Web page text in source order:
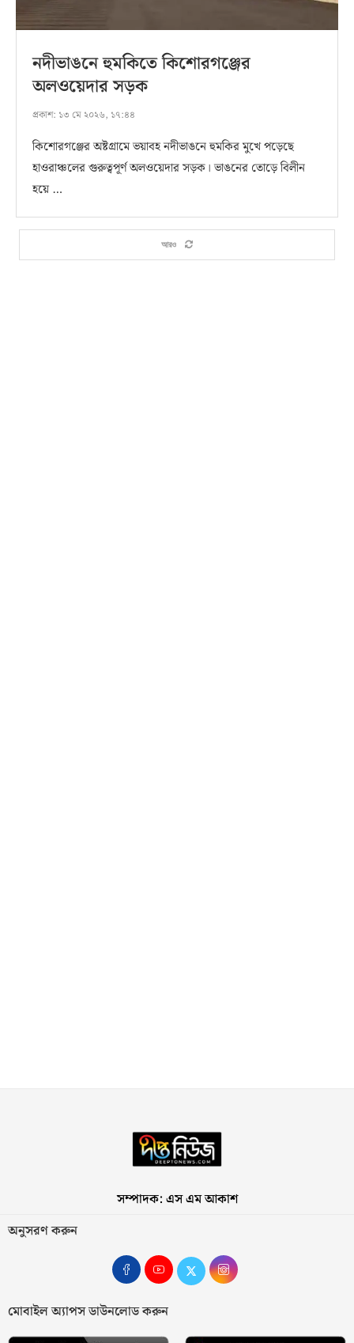
নদীভাঙনে হুমকিতে কিশোরগঞ্জের
অলওয়েদার সড়ক
প্রকাশ: ১৩ মে ২০২৬, ১৭:৪৪
কিশোরগঞ্জের অষ্টগ্রামে ভয়াবহ নদীভাঙনে হুমকির মুখে পড়েছে
হাওরাঞ্চলের গুরুত্বপূর্ণ অলওয়েদার সড়ক। ভাঙনের তোড়ে বিলীন
হয়ে …
আরও
সম্পাদক: এস এম আকাশ
অনুসরণ করুন
মোবাইল অ্যাপস ডাউনলোড করুন